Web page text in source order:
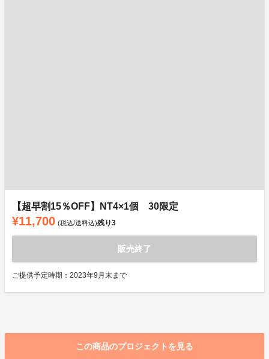
【超早割15％OFF】NT4×1個 30限定
¥11,700 (税込/送料込)残り3
販売終了
ご提供予定時期：2023年9月末まで
この商品のプロジェクトを見る